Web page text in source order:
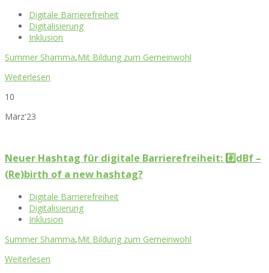
Digitale Barrierefreiheit
Digitalisierung
Inklusion
Summer Shamma,Mit Bildung zum Gemeinwohl
Weiterlesen
10
März'23
Neuer Hashtag für digitale Barrierefreiheit: #️⃣dBf –
(Re)birth of a new hashtag?
Digitale Barrierefreiheit
Digitalisierung
Inklusion
Summer Shamma,Mit Bildung zum Gemeinwohl
Weiterlesen